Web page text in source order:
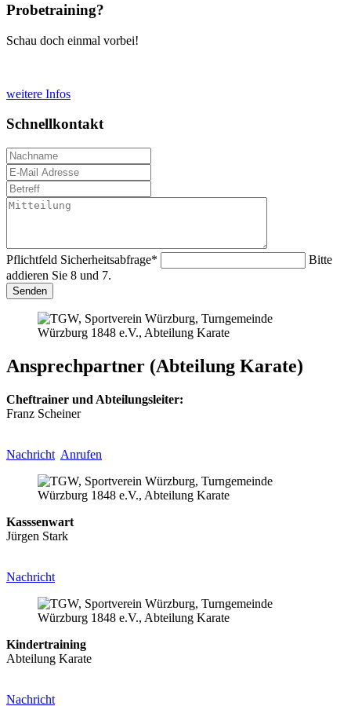
Probetraining?
Schau doch einmal vorbei!
weitere Infos
Schnellkontakt
Pflichtfeld Sicherheitsabfrage*
Bitte
addieren Sie 8 und 7.
Senden
Ansprechpartner (Abteilung Karate)
Cheftrainer und Abteilungsleiter:
Franz Scheiner
Nachricht Anrufen
Kasssenwart
Jürgen Stark
Nachricht
Kindertraining
Abteilung Karate
Nachricht